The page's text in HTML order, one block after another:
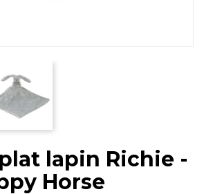
lapin Richie -
Horse